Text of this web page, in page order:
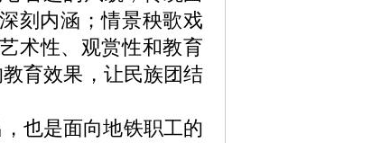
刻内涵；情景秧歌戏
术性、观赏性和教育
育效果，让民族团结
也是面向地铁职工的